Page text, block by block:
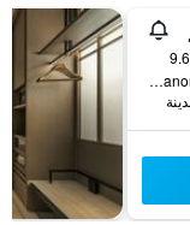
2-10-4 Toranomon, Minato-ku, طوكيو, اليابان